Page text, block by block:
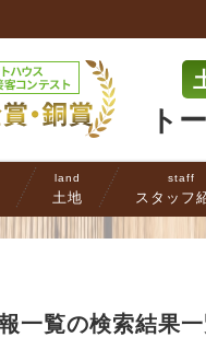
ト
land
土地
staff
スタッフ
一覧の検索結果